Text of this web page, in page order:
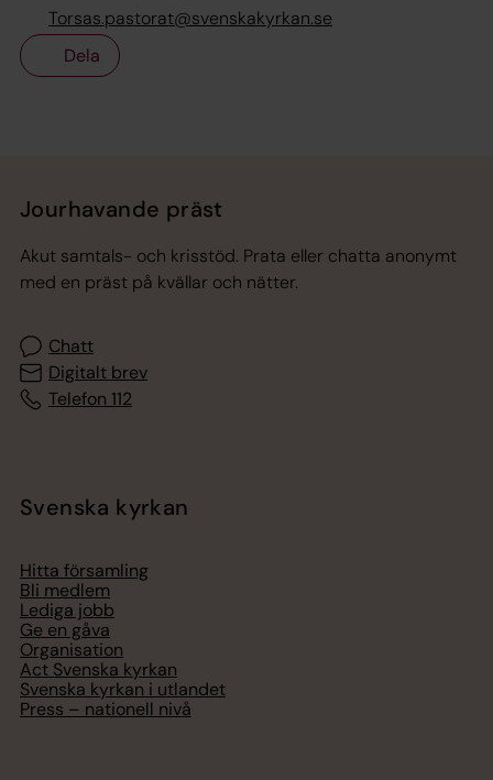
Torsas.pastorat@svenskakyrkan.se
Dela
Jourhavande präst
Akut samtals- och krisstöd. Prata eller chatta anonymt
med en präst på kvällar och nätter.
Chatt
Digitalt brev
Telefon 112
Svenska kyrkan
Hitta församling
Bli medlem
Lediga jobb
Ge en gåva
Organisation
Act Svenska kyrkan
Svenska kyrkan i utlandet
Press – nationell nivå